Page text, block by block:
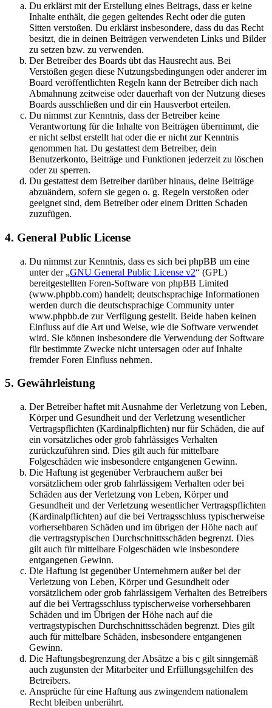
Du erklärst mit der Erstellung eines Beitrags, dass er keine
Inhalte enthält, die gegen geltendes Recht oder die guten
Sitten verstoßen. Du erklärst insbesondere, dass du das Recht
besitzt, die in deinen Beiträgen verwendeten Links und Bilder
zu setzen bzw. zu verwenden.
Der Betreiber des Boards übt das Hausrecht aus. Bei
Verstößen gegen diese Nutzungsbedingungen oder anderer im
Board veröffentlichten Regeln kann der Betreiber dich nach
Abmahnung zeitweise oder dauerhaft von der Nutzung dieses
Boards ausschließen und dir ein Hausverbot erteilen.
Du nimmst zur Kenntnis, dass der Betreiber keine
Verantwortung für die Inhalte von Beiträgen übernimmt, die
er nicht selbst erstellt hat oder die er nicht zur Kenntnis
genommen hat. Du gestattest dem Betreiber, dein
Benutzerkonto, Beiträge und Funktionen jederzeit zu löschen
oder zu sperren.
Du gestattest dem Betreiber darüber hinaus, deine Beiträge
abzuändern, sofern sie gegen o. g. Regeln verstoßen oder
geeignet sind, dem Betreiber oder einem Dritten Schaden
zuzufügen.
4. General Public License
Du nimmst zur Kenntnis, dass es sich bei phpBB um eine
unter der „GNU General Public License v2“ (GPL)
bereitgestellten Foren-Software von phpBB Limited
(www.phpbb.com) handelt; deutschsprachige Informationen
werden durch die deutschsprachige Community unter
www.phpbb.de zur Verfügung gestellt. Beide haben keinen
Einfluss auf die Art und Weise, wie die Software verwendet
wird. Sie können insbesondere die Verwendung der Software
für bestimmte Zwecke nicht untersagen oder auf Inhalte
fremder Foren Einfluss nehmen.
5. Gewährleistung
Der Betreiber haftet mit Ausnahme der Verletzung von Leben,
Körper und Gesundheit und der Verletzung wesentlicher
Vertragspflichten (Kardinalpflichten) nur für Schäden, die auf
ein vorsätzliches oder grob fahrlässiges Verhalten
zurückzuführen sind. Dies gilt auch für mittelbare
Folgeschäden wie insbesondere entgangenen Gewinn.
Die Haftung ist gegenüber Verbrauchern außer bei
vorsätzlichem oder grob fahrlässigem Verhalten oder bei
Schäden aus der Verletzung von Leben, Körper und
Gesundheit und der Verletzung wesentlicher Vertragspflichten
(Kardinalpflichten) auf die bei Vertragsschluss typischerweise
vorhersehbaren Schäden und im übrigen der Höhe nach auf
die vertragstypischen Durchschnittsschäden begrenzt. Dies
gilt auch für mittelbare Folgeschäden wie insbesondere
entgangenen Gewinn.
Die Haftung ist gegenüber Unternehmern außer bei der
Verletzung von Leben, Körper und Gesundheit oder
vorsätzlichem oder grob fahrlässigem Verhalten des Betreibers
auf die bei Vertragsschluss typischerweise vorhersehbaren
Schäden und im Übrigen der Höhe nach auf die
vertragstypischen Durchschnittsschäden begrenzt. Dies gilt
auch für mittelbare Schäden, insbesondere entgangenen
Gewinn.
Die Haftungsbegrenzung der Absätze a bis c gilt sinngemäß
auch zugunsten der Mitarbeiter und Erfüllungsgehilfen des
Betreibers.
Ansprüche für eine Haftung aus zwingendem nationalem
Recht bleiben unberührt.